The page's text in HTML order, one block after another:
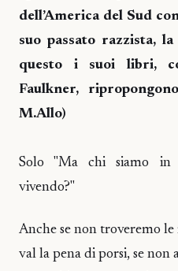
dell’America del Sud
suo passato razzista,
questo i suoi libri,
Faulkner,
Solo "Ma chi siamo in
vivendo?"
Anche se non troveremo le
val la pena di porsi, se